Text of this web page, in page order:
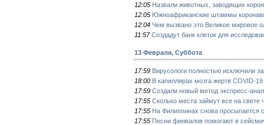
12:05 Назвали животных, заводящих
12:05 Южноафриканские штаммы
12:04 Чем вызвано это Великое мировое
11:57 Создадут банк клеток для
13 Февраля, Суббота
17:59 Вирусологи полностью исключили
18:00 В капиллярах мозга жертв COVID-
17:59 Создали новый метод экспресс-
17:55 Сколько места займут все на свете
17:55 На Филиппинах снова просыпается
17:55 Песни финвалов помогают в